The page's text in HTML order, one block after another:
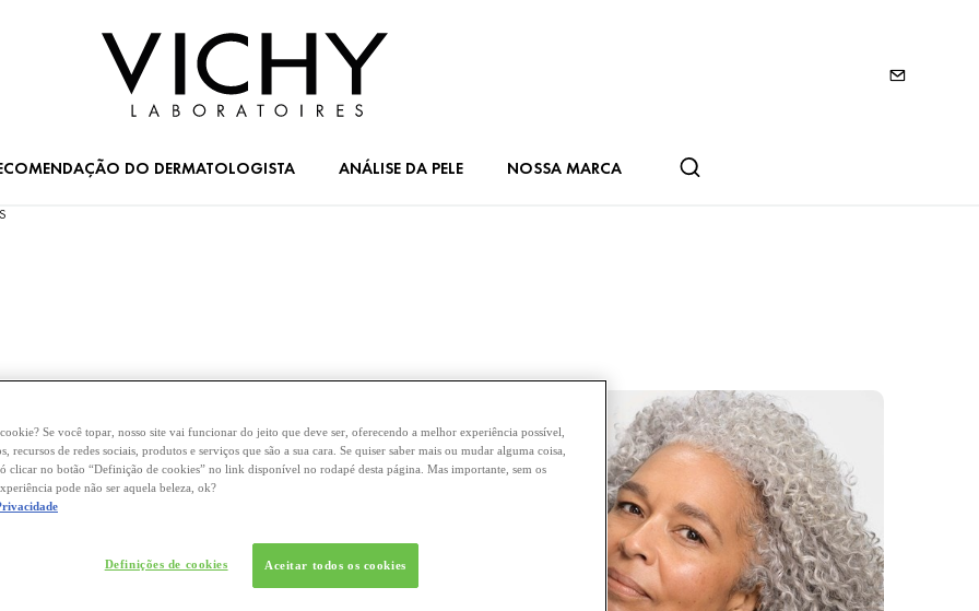
DO DERMATOLOGISTA ANÁLISE DA PELE NOSSA MARCA
Se você topar, nosso site vai funcionar do jeito que deve ser, oferecendo a melhor experiência possível,
recursos de redes sociais, produtos e serviços que são a sua cara. Se quiser saber mais ou mudar alguma coisa,
clicar no botão “Definição de cookies” no link disponível no rodapé desta página. Mas importante, sem os
pode não ser aquela beleza, ok?
Definições de cookies Aceitar todos os cookies